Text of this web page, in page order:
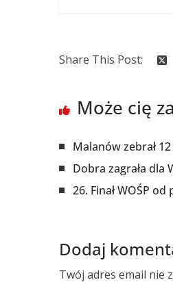
Share This Post:
Może cię
Malanów zebrał 12
Dobra zagrała dla
26. Finał WOŚP
Dodaj
Twój adres email nie